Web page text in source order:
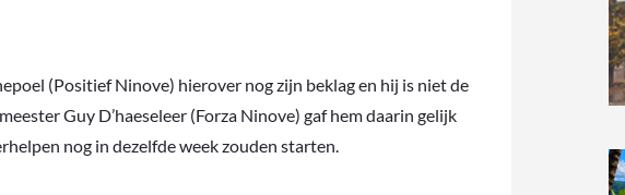
(Positief Ninove) hierover nog zijn beklag en hij is niet de
Guy D’haeseleer (Forza Ninove) gaf hem daarin gelijk
nog in dezelfde week zouden starten.